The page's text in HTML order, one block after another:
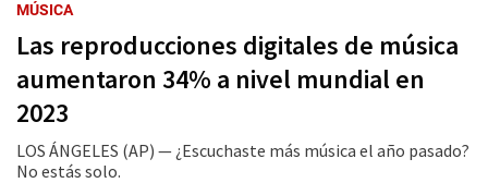
MÚSICA
Las reproducciones digitales de música
aumentaron 34% a nivel mundial en
2023
LOS ÁNGELES (AP) — ¿Escuchaste más música el año pasado?
No estás solo.